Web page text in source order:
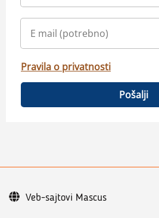
Pravila o privatnosti
Pošalji
Veb-sajtovi Mascus